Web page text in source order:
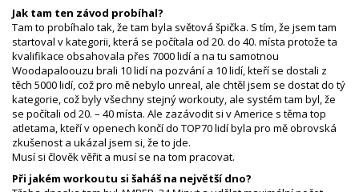
Jak tam ten závod probíhal?
Tam to probíhalo tak, že tam byla světová špička. S tím, že jsem tam
startoval v kategorii, která se počítala od 20. do 40. místa protože ta
kvalifikace obsahovala přes 7000 lidí a na tu samotnou
Woodapaloouzu brali 10 lidí na pozvání a 10 lidí, kteří se dostali z
těch 5000 lidí, což pro mě nebylo unreal, ale chtěl jsem se dostat do tý
kategorie, což byly všechny stejný workouty, ale systém tam byl, že
se počítali od 20. – 40 místa. Ale zazávodit si v Americe s těma top
atletama, kteří v openech končí do TOP70 lidí byla pro mě obrovská
zkušenost a ukázal jsem si, že to jde.
Musí si člověk věřit a musí se na tom pracovat.
Při jakém workoutu si šaháš na největší dno?